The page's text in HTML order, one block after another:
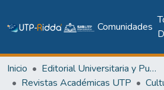
Comunidades
Inicio
Editorial Universitaria y Publicaciones Seriadas
Revistas Académicas UTP